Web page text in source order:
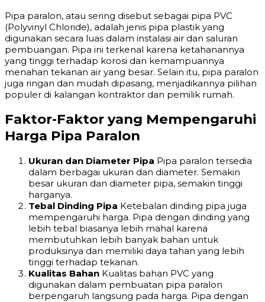
Pipa paralon, atau sering disebut sebagai pipa PVC
(Polyvinyl Chloride), adalah jenis pipa plastik yang
digunakan secara luas dalam instalasi air dan saluran
pembuangan. Pipa ini terkenal karena ketahanannya
yang tinggi terhadap korosi dan kemampuannya
menahan tekanan air yang besar. Selain itu, pipa paralon
juga ringan dan mudah dipasang, menjadikannya pilihan
populer di kalangan kontraktor dan pemilik rumah.
Faktor-Faktor yang Mempengaruhi
Harga Pipa Paralon
Ukuran dan Diameter Pipa Pipa paralon tersedia
dalam berbagai ukuran dan diameter. Semakin
besar ukuran dan diameter pipa, semakin tinggi
harganya.
Tebal Dinding Pipa Ketebalan dinding pipa juga
mempengaruhi harga. Pipa dengan dinding yang
lebih tebal biasanya lebih mahal karena
membutuhkan lebih banyak bahan untuk
produksinya dan memiliki daya tahan yang lebih
tinggi terhadap tekanan.
Kualitas Bahan Kualitas bahan PVC yang
digunakan dalam pembuatan pipa paralon
berpengaruh langsung pada harga. Pipa dengan